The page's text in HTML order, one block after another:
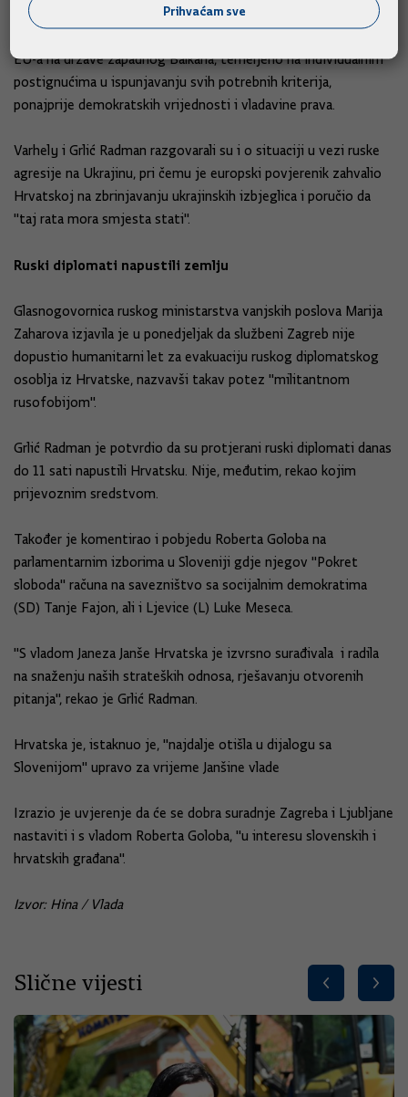
EU-a na države zapadnog Balkana, temeljeno na individualnim
postignućima u ispunjavanju svih potrebnih kriterija,
ponajprije demokratskih vrijednosti i vladavine prava.
Varhely i Grlić Radman razgovarali su i o situaciji u vezi ruske
agresije na Ukrajinu, pri čemu je europski povjerenik zahvalio
Hrvatskoj na zbrinjavanju ukrajinskih izbjeglica i poručio da
"taj rata mora smjesta stati".
Ruski diplomati napustili zemlju
Glasnogovornica ruskog ministarstva vanjskih poslova Marija
Zaharova izjavila je u ponedjeljak da službeni Zagreb nije
dopustio humanitarni let za evakuaciju ruskog diplomatskog
osoblja iz Hrvatske, nazvavši takav potez "militantnom
rusofobijom".
Grlić Radman je potvrdio da su protjerani ruski diplomati danas
do 11 sati napustili Hrvatsku. Nije, međutim, rekao kojim
prijevoznim sredstvom.
Također je komentirao i pobjedu Roberta Goloba na
parlamentarnim izborima u Sloveniji gdje njegov "Pokret
sloboda" računa na savezništvo sa socijalnim demokratima
(SD) Tanje Fajon, ali i Ljevice (L) Luke Meseca.
"S vladom Janeza Janše Hrvatska je izvrsno surađivala i radila
na snaženju naših strateških odnosa, rješavanju otvorenih
pitanja", rekao je Grlić Radman.
Hrvatska je, istaknuo je, "najdalje otišla u dijalogu sa
Slovenijom" upravo za vrijeme Janšine vlade
Izrazio je uvjerenje da će se dobra suradnje Zagreba i Ljubljane
nastaviti i s vladom Roberta Goloba, "u interesu slovenskih i
hrvatskih građana".
Izvor: Hina / Vlada
Slične vijesti
Prihvaćam sve